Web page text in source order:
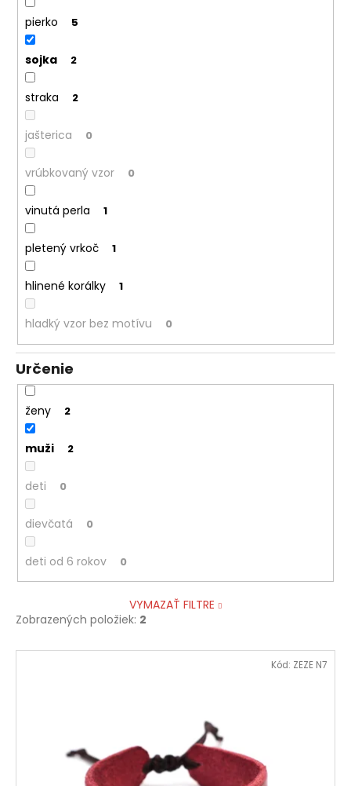
pierko 5
sojka 2
straka 2
jašterica 0
vrúbkovaný vzor 0
vinutá perla 1
pletený vrkoč 1
hlinené korálky 1
hladký vzor bez motívu 0
Určenie
ženy 2
muži 2
deti 0
dievčatá 0
deti od 6 rokov 0
VYMAZAŤ FILTRE
Zobrazených položiek: 2
V Kód: ZEZE N7